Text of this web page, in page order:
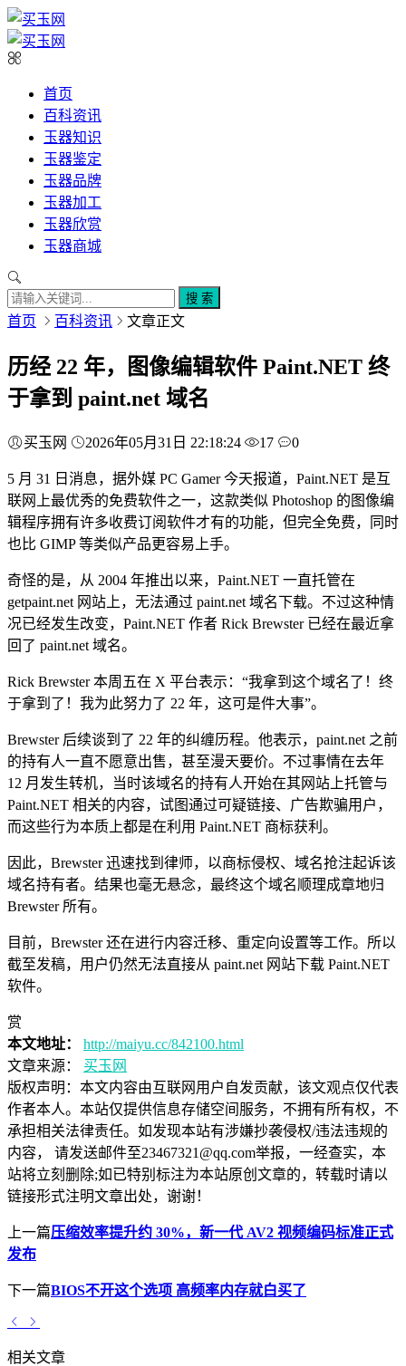
首页
百科资讯
玉器知识
玉器鉴定
玉器品牌
玉器加工
玉器欣赏
玉器商城
搜 索
首页 百科资讯 文章正文
历经 22 年，图像编辑软件 Paint.NET 终
于拿到 paint.net 域名
买玉网 2026年05月31日 22:18:24 17 0
5 月 31 日消息，据外媒 PC Gamer 今天报道，Paint.NET 是互
联网上最优秀的免费软件之一，这款类似 Photoshop 的图像编
辑程序拥有许多收费订阅软件才有的功能，但完全免费，同时
也比 GIMP 等类似产品更容易上手。
奇怪的是，从 2004 年推出以来，Paint.NET 一直托管在
getpaint.net 网站上，无法通过 paint.net 域名下载。不过这种情
况已经发生改变，Paint.NET 作者 Rick Brewster 已经在最近拿
回了 paint.net 域名。
Rick Brewster 本周五在 X 平台表示：“我拿到这个域名了！终
于拿到了！我为此努力了 22 年，这可是件大事”。
Brewster 后续谈到了 22 年的纠缠历程。他表示，paint.net 之前
的持有人一直不愿意出售，甚至漫天要价。不过事情在去年
12 月发生转机，当时该域名的持有人开始在其网站上托管与
Paint.NET 相关的内容，试图通过可疑链接、广告欺骗用户，
而这些行为本质上都是在利用 Paint.NET 商标获利。
因此，Brewster 迅速找到律师，以商标侵权、域名抢注起诉该
域名持有者。结果也毫无悬念，最终这个域名顺理成章地归
Brewster 所有。
目前，Brewster 还在进行内容迁移、重定向设置等工作。所以
截至发稿，用户仍然无法直接从 paint.net 网站下载 Paint.NET
软件。
赏
本文地址：
http://maiyu.cc/842100.html
文章来源：
买玉网
版权声明： 本文内容由互联网用户自发贡献，该文观点仅代表
作者本人。本站仅提供信息存储空间服务，不拥有所有权，不
承担相关法律责任。如发现本站有涉嫌抄袭侵权/违法违规的
内容， 请发送邮件至23467321@qq.com举报，一经查实，本
站将立刻删除;如已特别标注为本站原创文章的，转载时请以
链接形式注明文章出处，谢谢！
上一篇压缩效率提升约 30%，新一代 AV2 视频编码标准正式
发布
下一篇BIOS不开这个选项 高频率内存就白买了
相关文章